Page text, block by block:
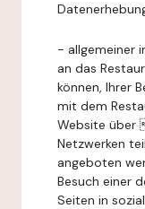
- allgemeiner
an das
können, Ihrer
mit dem
Website über
Netzwerken
angeboten
Besuch einer
Seiten in